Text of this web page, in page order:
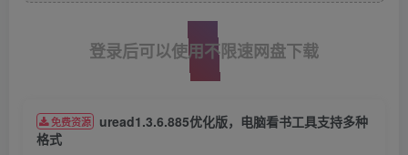
登录后可以使用不限速网盘下载
免费资源
uread1.3.6.885优化版，电脑看书工具支持多种
格式